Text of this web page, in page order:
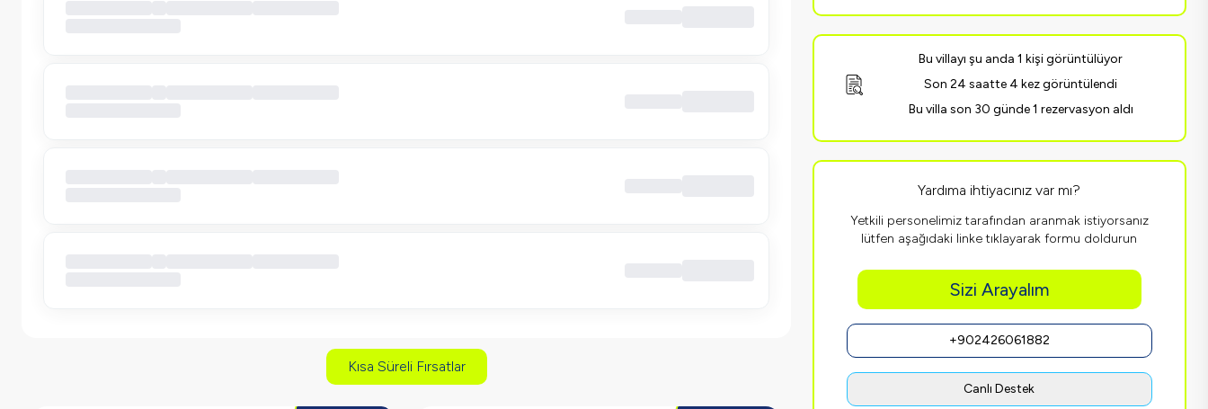
Kısa Süreli Fırsatlar
Bu villayı şu anda 1 kişi görüntülüyor
Son 24 saatte 4 kez görüntülendi
Bu villa son 30 günde 1 rezervasyon aldı
Yardıma ihtiyacınız var mı?
Yetkili personelimiz tarafından aranmak istiyorsanız
lütfen aşağıdaki linke tıklayarak formu doldurun
Sizi Arayalım
+902426061882
Canlı Destek